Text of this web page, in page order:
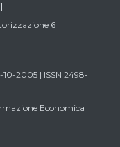
6
10-2005 | ISSN 2498-
Economica